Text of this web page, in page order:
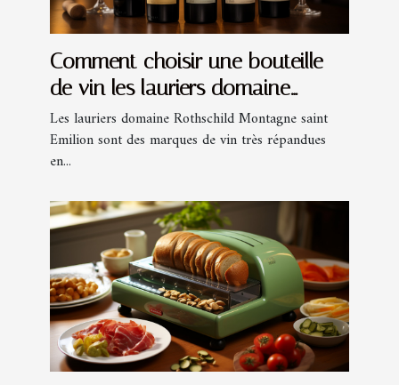
Comment choisir une bouteille
de vin les lauriers domaine
Rothschild Montagne Saint
Emilion ?
Les lauriers domaine Rothschild Montagne saint
Emilion sont des marques de vin très répandues
en...